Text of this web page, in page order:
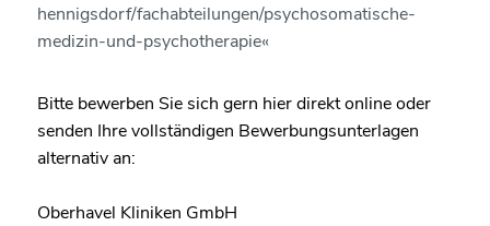
hennigsdorf/fachabteilungen/psychosomatische-
medizin-und-psychotherapie
Bitte bewerben Sie sich gern hier direkt online oder
senden Ihre vollständigen Bewerbungsunterlagen
alternativ an:
Oberhavel Kliniken GmbH